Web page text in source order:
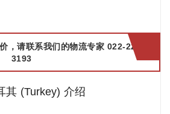
，请联系我们的物流专家 022-2299
3193
其 (Turkey) 介绍